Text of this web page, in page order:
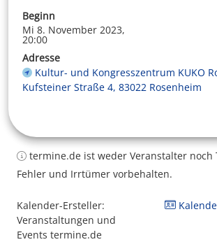
Beginn
Mi 8. November 2023,
20:00
Adresse
Kultur- und Kongresszentrum KUKO
Kufsteiner Straße 4, 83022 Rosenheim
termine.de ist weder Veranstalter noch
Fehler und Irrtümer vorbehalten.
Kalender-Ersteller:
Veranstaltungen und
Events termine.de